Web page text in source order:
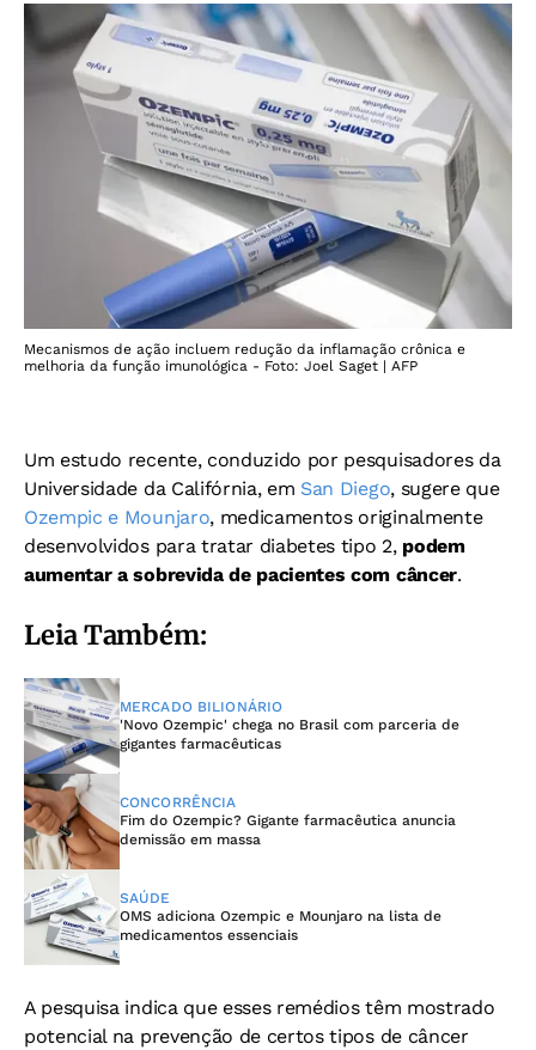
Mecanismos de ação incluem redução da inflamação crônica e
melhoria da função imunológica - Foto: Joel Saget | AFP
Um estudo recente, conduzido por pesquisadores da
Universidade da Califórnia, em San Diego, sugere que
Ozempic e Mounjaro, medicamentos originalmente
desenvolvidos para tratar diabetes tipo 2, podem
aumentar a sobrevida de pacientes com câncer.
Leia Também:
MERCADO BILIONÁRIO
'Novo Ozempic' chega no Brasil com parceria de
gigantes farmacêuticas
CONCORRÊNCIA
Fim do Ozempic? Gigante farmacêutica anuncia
demissão em massa
SAÚDE
OMS adiciona Ozempic e Mounjaro na lista de
medicamentos essenciais
A pesquisa indica que esses remédios têm mostrado
potencial na prevenção de certos tipos de câncer